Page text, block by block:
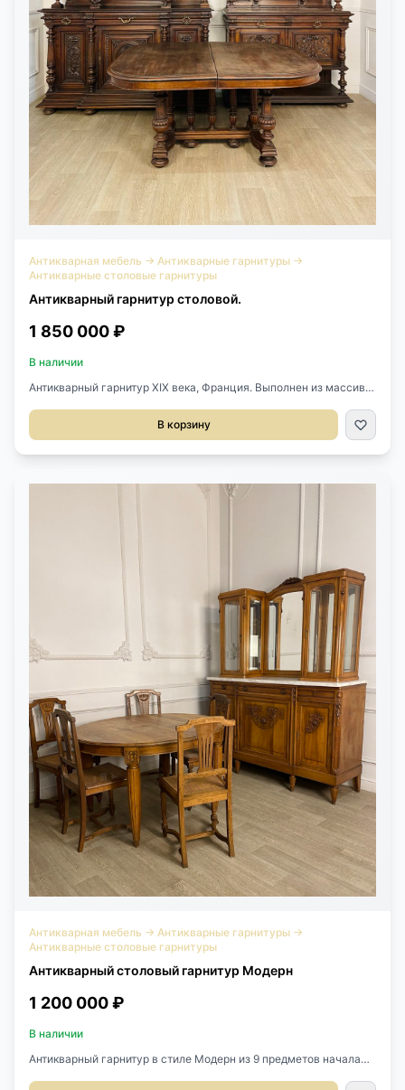
Антикварная мебель → Антикварные гарнитуры →
Антикварные столовые гарнитуры
Антикварный гарнитур столовой.
1 850 000 ₽
В наличии
Антикварный гарнитур XIX века, Франция. Выполнен из массива
оригинальные полки. Оригинальная бронзовая фурнитура. Стол
может раскладываться, но вставки не сохранились, можем
В корзину
Антикварная мебель → Антикварные гарнитуры →
Антикварные столовые гарнитуры
Антикварный столовый гарнитур Модерн
1 200 000 ₽
В наличии
Антикварный гарнитур в стиле Модерн из 9 предметов начала